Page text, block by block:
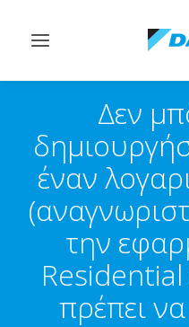
Εναλλαγή
πλοήγηση
Δεν
έναν
την
πρέπει